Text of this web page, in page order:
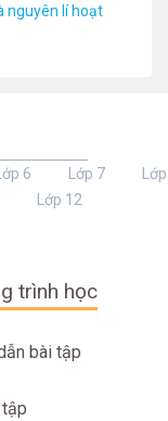
nguyên lí hoạt
6 Lớp 7
Lớp
Lớp 12
trình học
bài tập